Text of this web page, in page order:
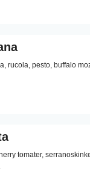
rucola, pesto, buffalo
tomater,